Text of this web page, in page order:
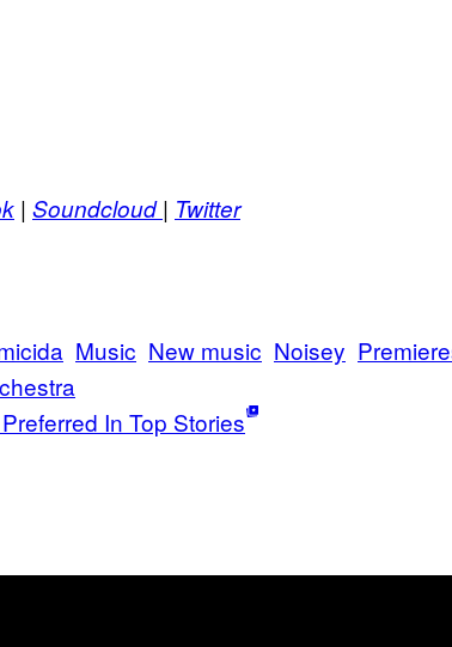
| Soundcloud| Twitter
Music New music Noisey
In Top Stories